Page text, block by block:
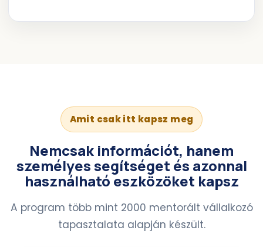
Amit csak itt kapsz meg
Nemcsak információt, hanem
személyes segítséget és azonnal
használható eszközöket kapsz
A program több mint 2000 mentorált vállalkozó
tapasztalata alapján készült.